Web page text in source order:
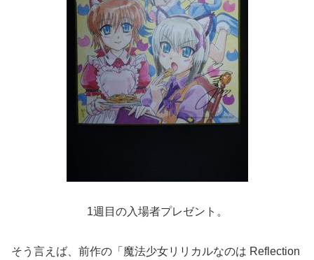
1週目の入場者プレゼント。
そう言えば、前作の「魔法少女リリカルなのは Reflection